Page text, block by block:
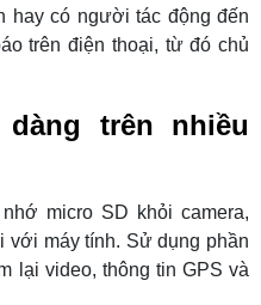
hay có người tác động đến
trên điện thoại, từ đó chủ
trên nhiều
micro SD khỏi camera,
với máy tính. Sử dụng phần
lại video, thông tin GPS và